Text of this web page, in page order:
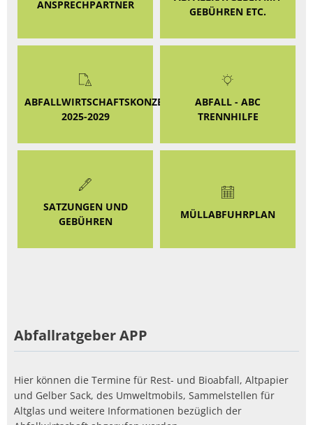
ANSPRECHPARTNER
GEBÜHREN ETC.
ABFALLWIRTSCHAFTSKONZEPT
2025-2029
ABFALL - ABC
TRENNHILFE
SATZUNGEN UND
GEBÜHREN
MÜLLABFUHRPLAN
Abfallratgeber APP
Hier können die Termine für Rest- und Bioabfall, Altpapier
und Gelber Sack, des Umweltmobils, Sammelstellen für
Altglas und weitere Informationen bezüglich der